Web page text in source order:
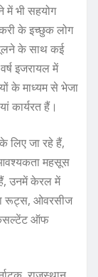
में भी सहयोग
के इच्छुक लोग
के साथ कई
इजरायल में
के माध्यम से भेजा
कार्यरत हैं।
लिए जा रहे हैं,
महसूस
उनमें केरल में
रूट्स, ओवरसीज
कंसल्टेंट ऑफ